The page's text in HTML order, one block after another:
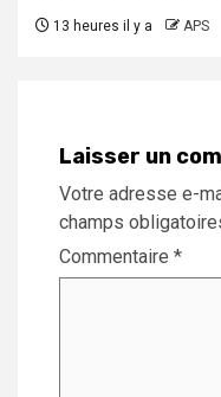
13 heures il y a APS
Laisser un
Votre adresse e-
champs
Commentaire *